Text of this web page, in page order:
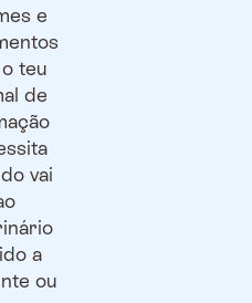
e
teu
de
vai
a
ou